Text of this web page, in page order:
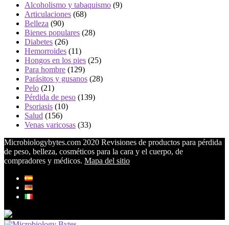
Alcoholismo y tabaquismo (9)
Articulaciones (68)
Belleza (90)
Bienes populares (28)
Diabetes (26)
Hemorroides (11)
Hongos en los pies (25)
Para hombre (129)
Parásitos y gusanos (28)
Pelo (21)
Pérdida de peso (139)
Psoriasis (10)
Salud (156)
Venas varicosas (33)
Microbiologybytes.com 2020 Revisiones de productos para pérdida
de peso, belleza, cosméticos para la cara y el cuerpo, de
compradores y médicos. Mapa del sitio